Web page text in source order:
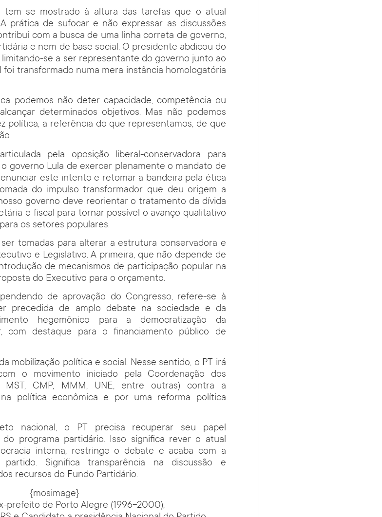
tem se mostrado à altura das tarefas que o atual
prática de sufocar e não expressar as discussões
com a busca de uma linha correta de governo,
e nem de base social. O presidente abdicou do
se a ser representante do governo junto ao
foi transformado numa mera instância homologatória
podemos não deter capacidade, competência ou
determinados objetivos. Mas não podemos
política, a referência do que representamos, de que
pela oposição liberal-conservadora para
governo Lula de exercer plenamente o mandato de
este intento e retomar a bandeira pela ética
do impulso transformador que deu origem a
governo deve reorientar o tratamento da dívida
e fiscal para tornar possível o avanço qualitativo
os setores populares.
tomadas para alterar a estrutura conservadora e
e Legislativo. A primeira, que não depende de
de mecanismos de participação popular na
do Executivo para o orçamento.
de aprovação do Congresso, refere-se à
precedida de amplo debate na sociedade e da
hegemônico para a democratização da
com destaque para o financiamento público de
mobilização política e social. Nesse sentido, o PT irá
o movimento iniciado pela Coordenação dos
MST, CMP, MMM, UNE, entre outras) contra a
política econômica e por uma reforma política
nacional, o PT precisa recuperar seu papel
programa partidário. Isso significa rever o atual
interna, restringe o debate e acaba com a
Significa transparência na discussão e
recursos do Fundo Partidário.
{mosimage}
prefeito de Porto Alegre (1996-2000),